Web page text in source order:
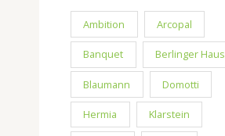
Ambition Arcopal
Banquet Berlinger Haus
Blaumann Domotti
Hermia Klarstein